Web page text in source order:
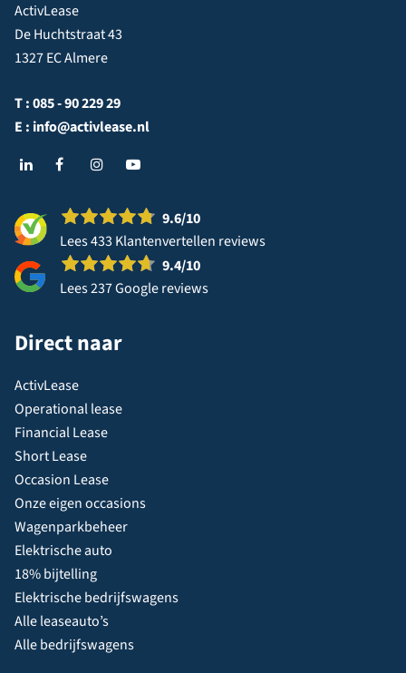
ActivLease
De Huchtstraat 43
1327 EC Almere
T :085 - 90 229 29
E : info@activlease.nl
9.6/10
Lees 433 Klantenvertellen reviews
9.4/10
Lees 237 Google reviews
Direct naar
ActivLease
Operational lease
Financial Lease
Short Lease
Occasion Lease
Onze eigen occasions
Wagenparkbeheer
Elektrische auto
18% bijtelling
Elektrische bedrijfswagens
Alle leaseauto’s
Alle bedrijfswagens